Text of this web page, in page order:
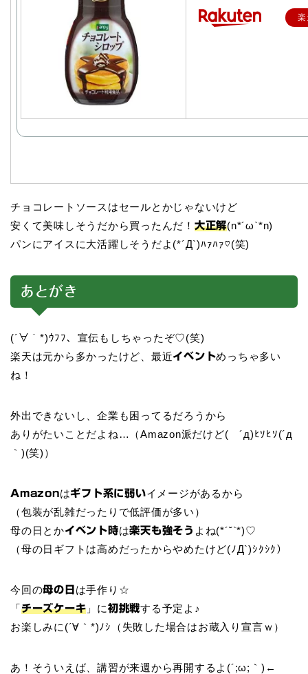
チョコレートソースはセールとかじゃないけど
安くて美味しそうだから買ったんだ！ 大正解(n*´ω`*n)
パンにアイスに大活躍しそうだよ(*´Д`)ﾊｧﾊｧ♡(笑)
あとがき
(´∀｀*)ｳﾌﾌ、宣伝もしちゃったぞ♡(笑)
楽天は元から多かったけど、最近イベントめっちゃ多い
ね！
外出できないし、企業も困ってるだろうから
ありがたいことだよね…（Amazon派だけど( ´д)ﾋｿﾋｿ(´д
｀)(笑)）
Amazonはギフト系に弱いイメージがあるから
（包装が乱雑だったりで低評価が多い）
母の日とかイベント時は楽天も強そう よね(*´˘`*)♡
（母の日ギフトは高めだったからやめたけど(ﾉД`)ｼｸｼｸ）
今回の母の日 は手作り☆
「チーズケーキ 」に 初挑戦する予定よ♪
お楽しみに(´∀｀*)ﾉｼ（失敗した場合はお蔵入り宣言ｗ）
あ！そういえば、講習が来週から再開するよ(´;ω;｀)←